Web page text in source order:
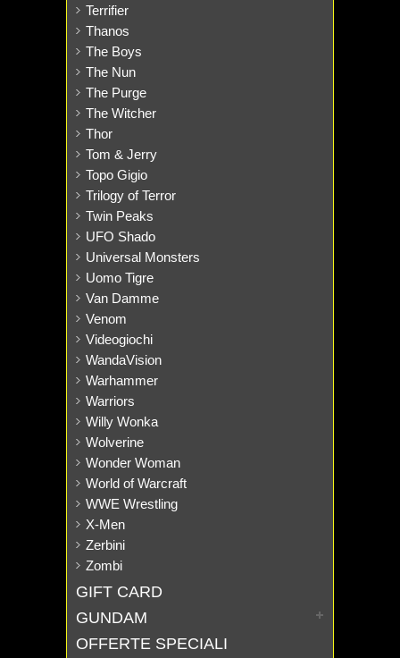
Terrifier
Thanos
The Boys
The Nun
The Purge
The Witcher
Thor
Tom & Jerry
Topo Gigio
Trilogy of Terror
Twin Peaks
UFO Shado
Universal Monsters
Uomo Tigre
Van Damme
Venom
Videogiochi
WandaVision
Warhammer
Warriors
Willy Wonka
Wolverine
Wonder Woman
World of Warcraft
WWE Wrestling
X-Men
Zerbini
Zombi
GIFT CARD
GUNDAM
OFFERTE SPECIALI